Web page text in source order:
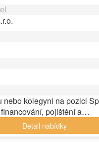
nebo kolegyni na pozici
pojištění a…
Detail nabídky